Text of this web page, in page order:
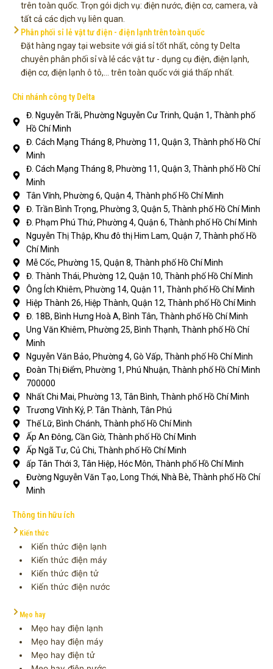
trên toàn quốc. Trọn gói dịch vụ: điện nước, điện cơ, camera, và
tất cả các dịch vụ liên quan.
Phân phối sỉ lẻ vật tư điện - điện lạnh trên toàn quốc
Đặt hàng ngay tại website với giá sỉ tốt nhất, công ty Delta
chuyên phân phối sỉ và lẻ các vật tư - dụng cụ điện, điện lạnh,
điện cơ, điện lạnh ô tô,... trên toàn quốc với giá thấp nhất.
Chi nhánh công ty Delta
Đ. Nguyễn Trãi, Phường Nguyễn Cư Trinh, Quận 1, Thành phố
Hồ Chí Minh
Đ. Cách Mạng Tháng 8, Phường 11, Quận 3, Thành phố Hồ Chí
Minh
Đ. Cách Mạng Tháng 8, Phường 11, Quận 3, Thành phố Hồ Chí
Minh
Tân Vĩnh, Phường 6, Quận 4, Thành phố Hồ Chí Minh
Đ. Trần Bình Trọng, Phường 3, Quận 5, Thành phố Hồ Chí Minh
Đ. Phạm Phú Thứ, Phường 4, Quận 6, Thành phố Hồ Chí Minh
Nguyễn Thị Thập, Khu đô thị Him Lam, Quận 7, Thành phố Hồ
Chí Minh
Mễ Cốc, Phường 15, Quận 8, Thành phố Hồ Chí Minh
Đ. Thành Thái, Phường 12, Quận 10, Thành phố Hồ Chí Minh
Ông Ích Khiêm, Phường 14, Quận 11, Thành phố Hồ Chí Minh
Hiệp Thành 26, Hiệp Thành, Quận 12, Thành phố Hồ Chí Minh
Đ. 18B, Bình Hưng Hoà A, Bình Tân, Thành phố Hồ Chí Minh
Ung Văn Khiêm, Phường 25, Bình Thạnh, Thành phố Hồ Chí
Minh
Nguyễn Văn Bảo, Phường 4, Gò Vấp, Thành phố Hồ Chí Minh
Đoàn Thị Điểm, Phường 1, Phú Nhuận, Thành phố Hồ Chí Minh
700000
Nhất Chi Mai, Phường 13, Tân Bình, Thành phố Hồ Chí Minh
Trương Vĩnh Ký, P. Tân Thành, Tân Phú
Thế Lữ, Bình Chánh, Thành phố Hồ Chí Minh
Ấp An Đông, Cần Giờ, Thành phố Hồ Chí Minh
Ấp Ngã Tư, Củ Chi, Thành phố Hồ Chí Minh
ấp Tân Thới 3, Tân Hiệp, Hóc Môn, Thành phố Hồ Chí Minh
Đường Nguyễn Văn Tạo, Long Thới, Nhà Bè, Thành phố Hồ Chí
Minh
Thông tin hữu ích
Kiến thức
Kiến thức điện lạnh
Kiến thức điện máy
Kiến thức điện tử
Kiến thức điện nước
Mẹo hay
Mẹo hay điện lạnh
Mẹo hay điện máy
Mẹo hay điện tử